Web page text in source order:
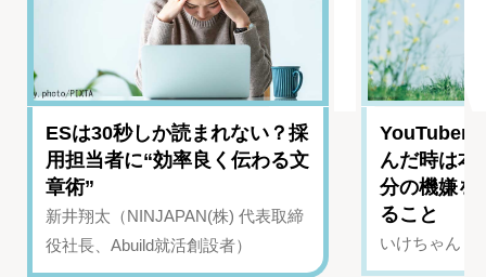
ESは30秒しか読まれない？採
用担当者に“効率良く伝わる文
章術”
新井翔太（NINJAPAN(株) 代表取締
役社長、Abuild就活創設者）
YouTuber
んだ時は
分の機嫌を
ること
いけちゃん（